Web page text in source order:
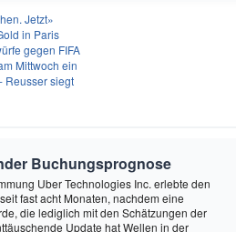
Jetzt»
in Paris
gegen FIFA
Mittwoch ein
Reusser siegt
Buchungsprognose
Uber Technologies Inc. erlebte den
fast acht Monaten, nachdem eine
die lediglich mit den Schätzungen der
Update hat Wellen in der